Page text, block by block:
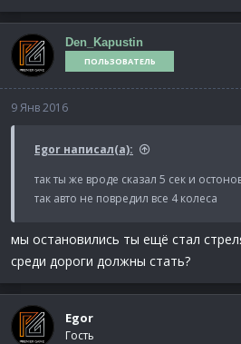
Den_Kapustin
ПОЛЬЗОВАТЕЛЬ
9 Янв 2016
Egor написал(а):
так ты же вроде сказал 5 сек и
так авто не повредил все 4 колеса
мы остановились ты ещё стал
среди дороги должны стать?
Egor
Гость